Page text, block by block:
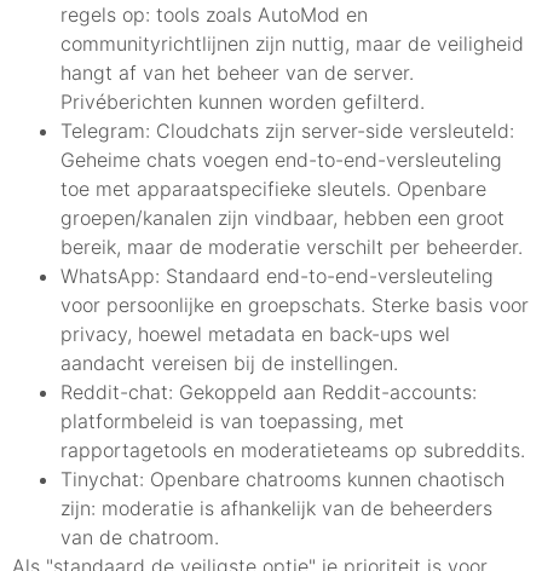
regels op: tools zoals AutoMod en
communityrichtlijnen zijn nuttig, maar de veiligheid
hangt af van het beheer van de server.
Privéberichten kunnen worden gefilterd.
Telegram: Cloudchats zijn server-side versleuteld:
Geheime chats voegen end-to-end-versleuteling
toe met apparaatspecifieke sleutels. Openbare
groepen/kanalen zijn vindbaar, hebben een groot
bereik, maar de moderatie verschilt per beheerder.
WhatsApp: Standaard end-to-end-versleuteling
voor persoonlijke en groepschats. Sterke basis voor
privacy, hoewel metadata en back-ups wel
aandacht vereisen bij de instellingen.
Reddit-chat: Gekoppeld aan Reddit-accounts:
platformbeleid is van toepassing, met
rapportagetools en moderatieteams op subreddits.
Tinychat: Openbare chatrooms kunnen chaotisch
zijn: moderatie is afhankelijk van de beheerders
van de chatroom.